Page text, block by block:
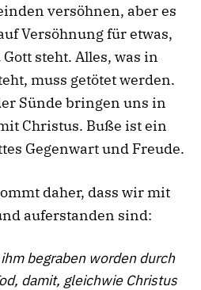
versöhnen, aber es
Versöhnung für etwas,
steht. Alles, was in
muss getötet werden.
Sünde bringen uns in
Christus. Buße ist ein
Gegenwart und Freude.
daher, dass wir mit
auferstanden sind:
begraben worden durch
damit, gleichwie Christus